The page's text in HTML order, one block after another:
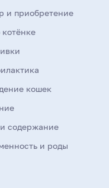
и приобретение
котёнке
кошек
содержание
и роды